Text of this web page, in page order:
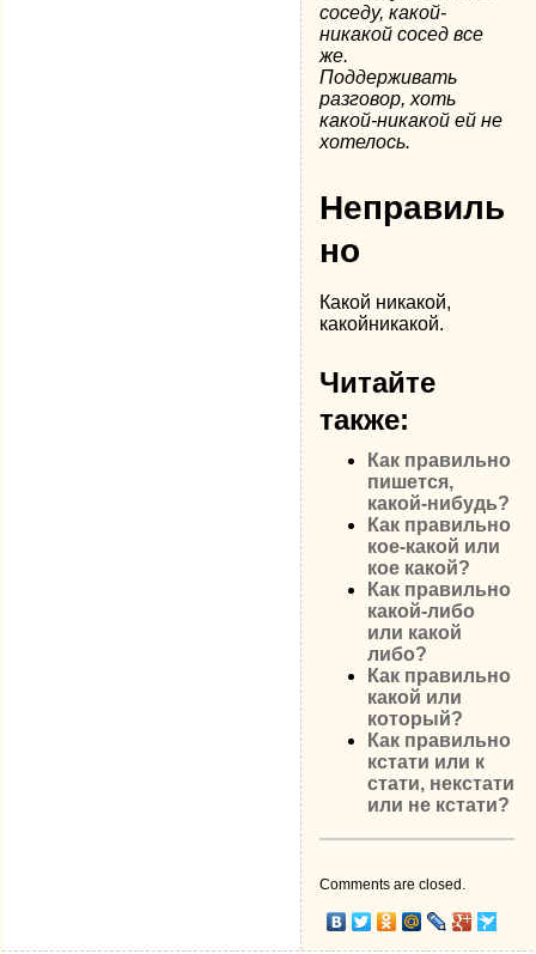
соседу, какой-
никакой сосед все
же.
Поддерживать
разговор, хоть
какой-никакой ей не
хотелось.
Неправиль
но
Какой никакой,
какойникакой.
Читайте
также:
Как правильно
пишется,
какой-нибудь?
Как правильно
кое-какой или
кое какой?
Как правильно
какой-либо
или какой
либо?
Как правильно
какой или
который?
Как правильно
кстати или к
стати, некстати
или не кстати?
Comments are closed.